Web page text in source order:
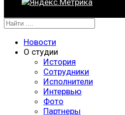
Новости
О студии
История
Сотрудники
Исполнители
Интервью
Фото
Партнеры